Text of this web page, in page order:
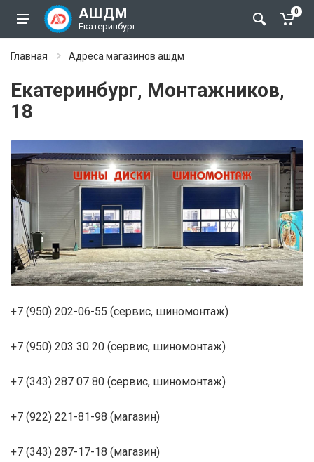
АШДМ
Екатеринбург
0
Главная Адреса магазинов ашдм
Екатеринбург, Монтажников,
18
+7 (950) 202-06-55 (сервис, шиномонтаж)
+7 (950) 203 30 20 (сервис, шиномонтаж)
+7 (343) 287 07 80 (сервис, шиномонтаж)
+7 (922) 221-81-98 (магазин)
+7 (343) 287-17-18 (магазин)